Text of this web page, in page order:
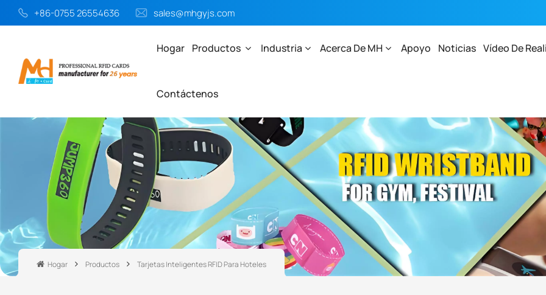
+86-0755 26554636 sales@mhgyjs.com
Hogar Productos Industria Acerca De MH Apoyo Noticias Vídeo De
Contáctenos
Hogar Productos Tarjetas Inteligentes RFID Para Hoteles